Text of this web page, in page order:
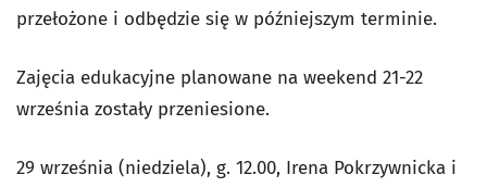
przełożone i odbędzie się w późniejszym terminie.
Zajęcia edukacyjne planowane na weekend 21-22
września zostały przeniesione.
29 września (niedziela), g. 12.00, Irena Pokrzywnicka i